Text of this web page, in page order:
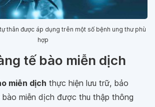
thân được áp dụng trên một số bệnh ung thư phù
hợp
tế bào miễn dịch
miễn dịch thực hiện lưu trữ, bảo
miễn dịch được thu thập thông